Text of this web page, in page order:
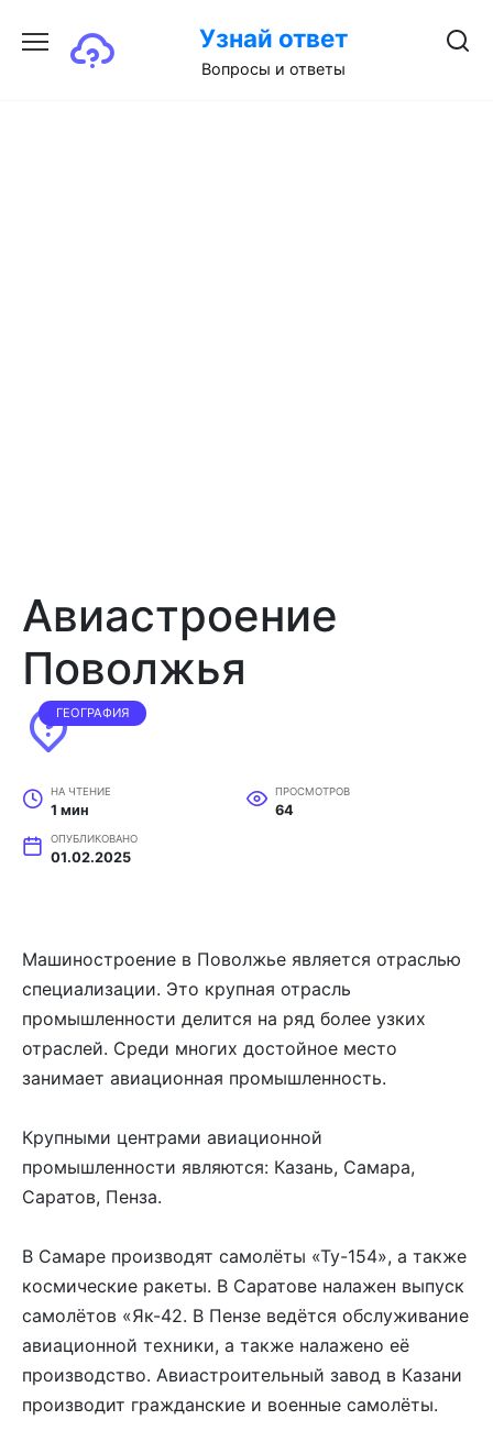
содержанию
Узнай ответ
Вопросы и ответы
Авиастроение
Поволжья
ГЕОГРАФИЯ
НА ЧТЕНИЕ
1 мин
ПРОСМОТРОВ
64
ОПУБЛИКОВАНО
01.02.2025
Машиностроение в Поволжье является отраслью
специализации. Это крупная отрасль
промышленности делится на ряд более узких
отраслей. Среди многих достойное место
занимает авиационная промышленность.
Крупными центрами авиационной
промышленности являются: Казань, Самара,
Саратов, Пенза.
В Самаре производят самолёты «Ту-154», а также
космические ракеты. В Саратове налажен выпуск
самолётов «Як-42. В Пензе ведётся обслуживание
авиационной техники, а также налажено её
производство. Авиастроительный завод в Казани
производит гражданские и военные самолёты.